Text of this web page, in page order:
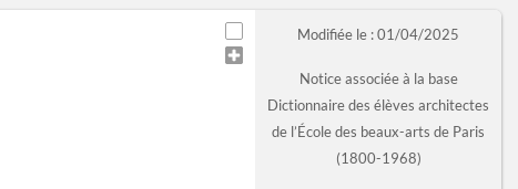
Modifiée le : 01/04/2025
Notice associée à la base
Dictionnaire des élèves architectes
de l’École des beaux-arts de Paris
(1800-1968)